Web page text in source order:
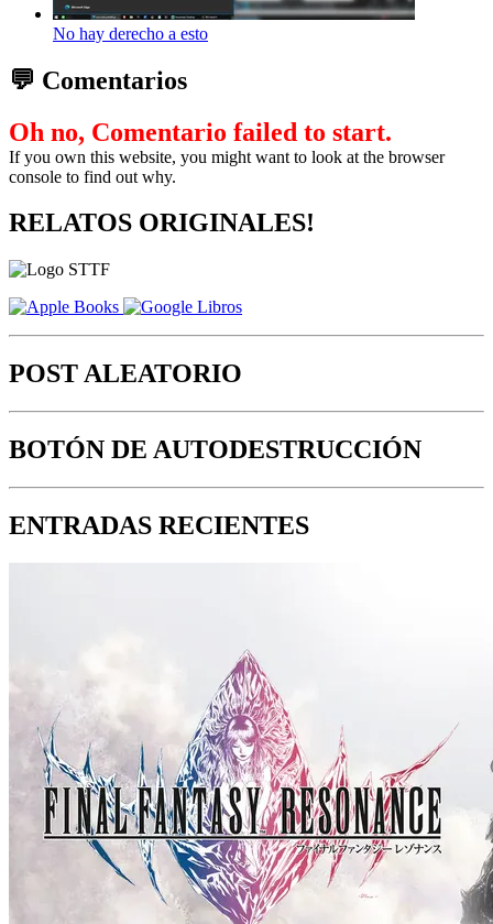
No hay derecho a esto
💬 Comentarios
Oh no, Comentario failed to start.
If you own this website, you might want to look at the browser
console to find out why.
RELATOS ORIGINALES!
POST ALEATORIO
BOTÓN DE AUTODESTRUCCIÓN
ENTRADAS RECIENTES